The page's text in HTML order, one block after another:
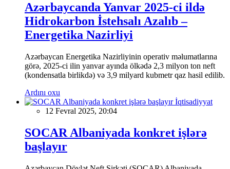
Azərbaycanda Yanvar 2025-ci ildə
Hidrokarbon İstehsalı Azalıb –
Energetika Nazirliyi
Azərbaycan Energetika Nazirliyinin operativ məlumatlarına
görə, 2025-ci ilin yanvar ayında ölkədə 2,3 milyon ton neft
(kondensatla birlikdə) və 3,9 milyard kubmetr qaz hasil edilib.
Ardını oxu
İqtisadiyyat
12 Fevral 2025, 20:04
SOCAR Albaniyada konkret işlərə
başlayır